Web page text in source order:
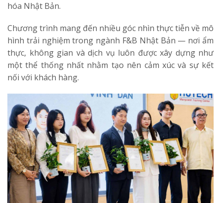
hóa Nhật Bản.
Chương trình mang đến nhiều góc nhìn thực tiễn về mô
hình trải nghiệm trong ngành F&B Nhật Bản — nơi ẩm
thực, không gian và dịch vụ luôn được xây dựng như
một thể thống nhất nhằm tạo nên cảm xúc và sự kết
nối với khách hàng.